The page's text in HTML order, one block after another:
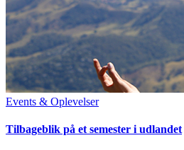
Events & Oplevelser
Tilbageblik på et semester i udlandet